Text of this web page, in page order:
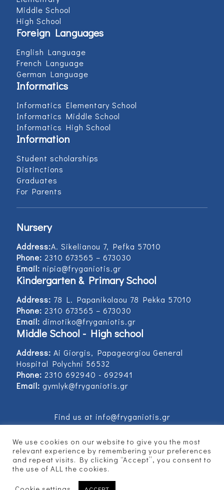
Middle School
High School
Foreign Languages
English Language
French Language
German Language
Informatics
Informatics Elementary School
Informatics Middle School
Informatics High School
Information
Student scholarships
Distinctions
Graduates
For Parents
Nursery
Address:Α. Sikelianou 7, Pefka 57010
Phone: 2310 673565 – 673030
Email: nipia@fryganiotis.gr
Kindergarten & Primary School
Address: 78 L. Papanikolaou 78 Pekka 57010
Phone: 2310 673565 – 673030
Email: dimotiko@fryganiotis.gr
Middle School - High school
Address: Ai Giorgis, Papageorgiou General
Hospital Polychni 56532
Phone: 2310 692940 - 692941
Email: gymlyk@fryganiotis.gr
Find us at info@fryganiotis.gr
© 2017 Εκπαιδευτήρια Φρυγανιώτη - Developed
byVertitech
We use cookies on our website to give you the most
relevant experience by remembering your preferences
and repeat visits. By clicking “Accept”, you consent to
the use of ALL the cookies.